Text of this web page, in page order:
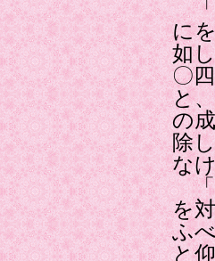
「
に
如
〇
と
の
除
な
「
を
ふ
と